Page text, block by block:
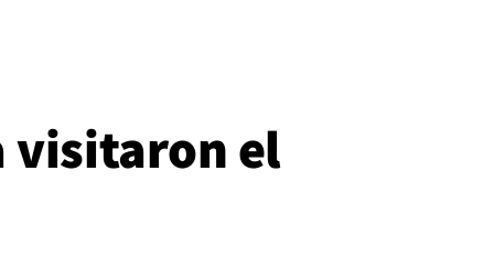
visitaron el